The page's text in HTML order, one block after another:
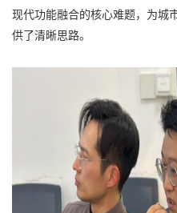
现代功能融合的核心难题，为城
供了清晰思路。​